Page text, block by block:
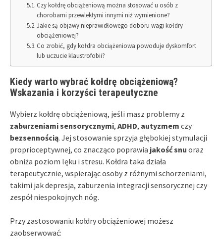
Czy kołdrę obciążeniową można stosować u osób z
chorobami przewlekłymi innymi niż wymienione?
Jakie są objawy nieprawidłowego doboru wagi kołdry
obciążeniowej?
Co zrobić, gdy kołdra obciążeniowa powoduje dyskomfort
lub uczucie klaustrofobii?
Kiedy warto wybrać kołdrę obciążeniową?
Wskazania i korzyści terapeutyczne
Wybierz kołdrę obciążeniową, jeśli masz problemy z
zaburzeniami sensorycznymi, ADHD, autyzmem czy
bezsennością. Jej stosowanie sprzyja głębokiej stymulacji
proprioceptywnej, co znacząco poprawia jakość snu oraz
obniża poziom lęku i stresu. Kołdra taka działa
terapeutycznie, wspierając osoby z różnymi schorzeniami,
takimi jak depresja, zaburzenia integracji sensorycznej czy
zespół niespokojnych nóg.
Przy zastosowaniu kołdry obciążeniowej możesz
zaobserwować: